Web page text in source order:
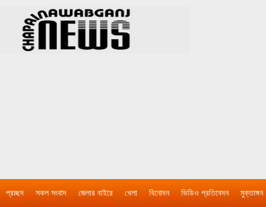
প্রচ্ছদ সকল সংবাদ জেলার বাইরে খেলা বিনোদন ভিডিও প্রতিবেদন মুক্তাঙ্গন